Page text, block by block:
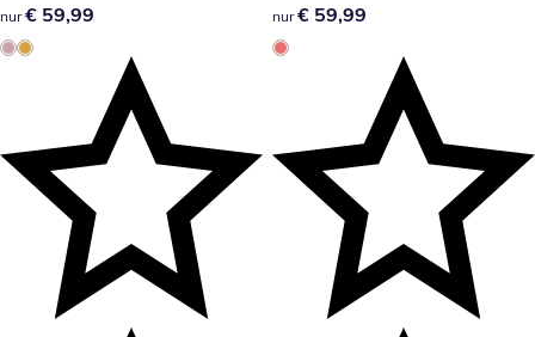
€ 59,99
nur € 59,99
€ 59,99
nur € 59,99